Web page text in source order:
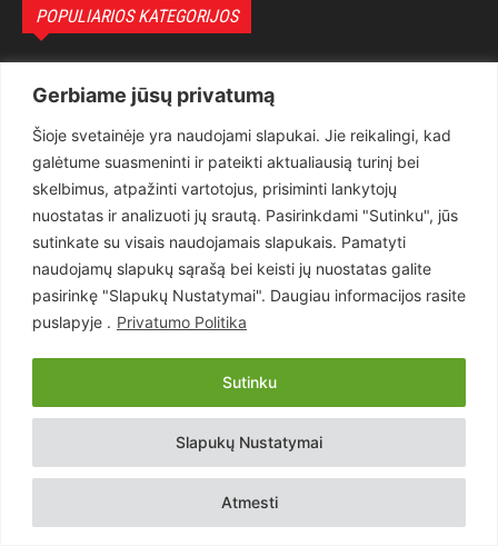
Gerbiame jūsų privatumą
Šioje svetainėje yra naudojami slapukai. Jie reikalingi, kad
galėtume suasmeninti ir pateikti aktualiausią turinį bei
skelbimus, atpažinti vartotojus, prisiminti lankytojų
nuostatas ir analizuoti jų srautą. Pasirinkdami "Sutinku", jūs
sutinkate su visais naudojamais slapukais. Pamatyti
naudojamų slapukų sąrašą bei keisti jų nuostatas galite
pasirinkę "Slapukų Nustatymai". Daugiau informacijos rasite
puslapyje . Privatumo Politika
Slapukų Nustatymai
Atmesti
Sutinku
POPULIARIOS KATEGORIJOS
Teisėsauga
1497
Aktualu
Lietuva
619
Pasaulis
Статьи на русском
Articles in english
Copyright © 2026 UAB „Goruva“. Visos teisės saugomos.
Kontaktai Prenumerata Privatumo Politika Naudojimosi Taisyklės